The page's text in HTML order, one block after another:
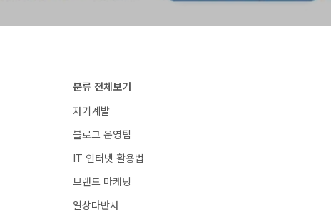
분류 전체보기
자기계발
블로그 운영팁
IT 인터넷 활용법
브랜드 마케팅
일상다반사